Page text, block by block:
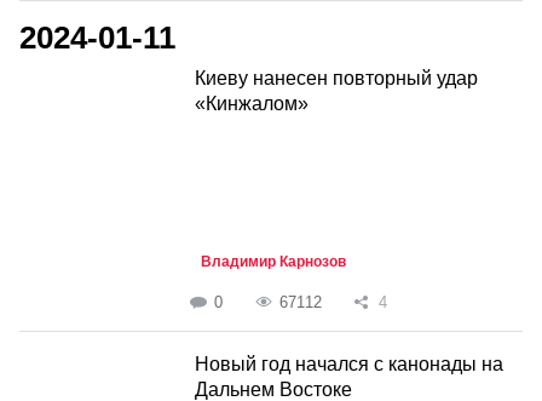
2024-01-11
Киеву нанесен повторный удар
«Кинжалом»
Владимир Карнозов
0 67112 4
Новый год начался с канонады на
Дальнем Востоке